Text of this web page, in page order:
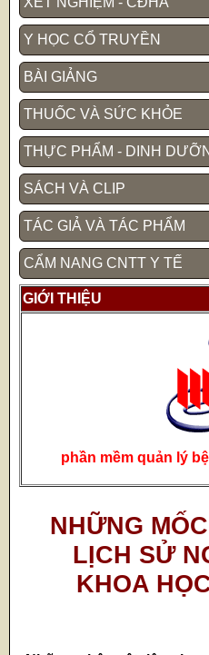
Y HỌC CỔ TRUYỀN
BÀI GIẢNG
THUỐC VÀ SỨC KHỎE
THỰC PHẨM - DINH
SÁCH VÀ CLIP
TÁC GIẢ VÀ TÁC PHẨM
CẨM NANG CNTT Y TẾ
GIỚI THIỆU
phần mềm quản lý
NHỮNG
LỊCH SỬ
KHOA